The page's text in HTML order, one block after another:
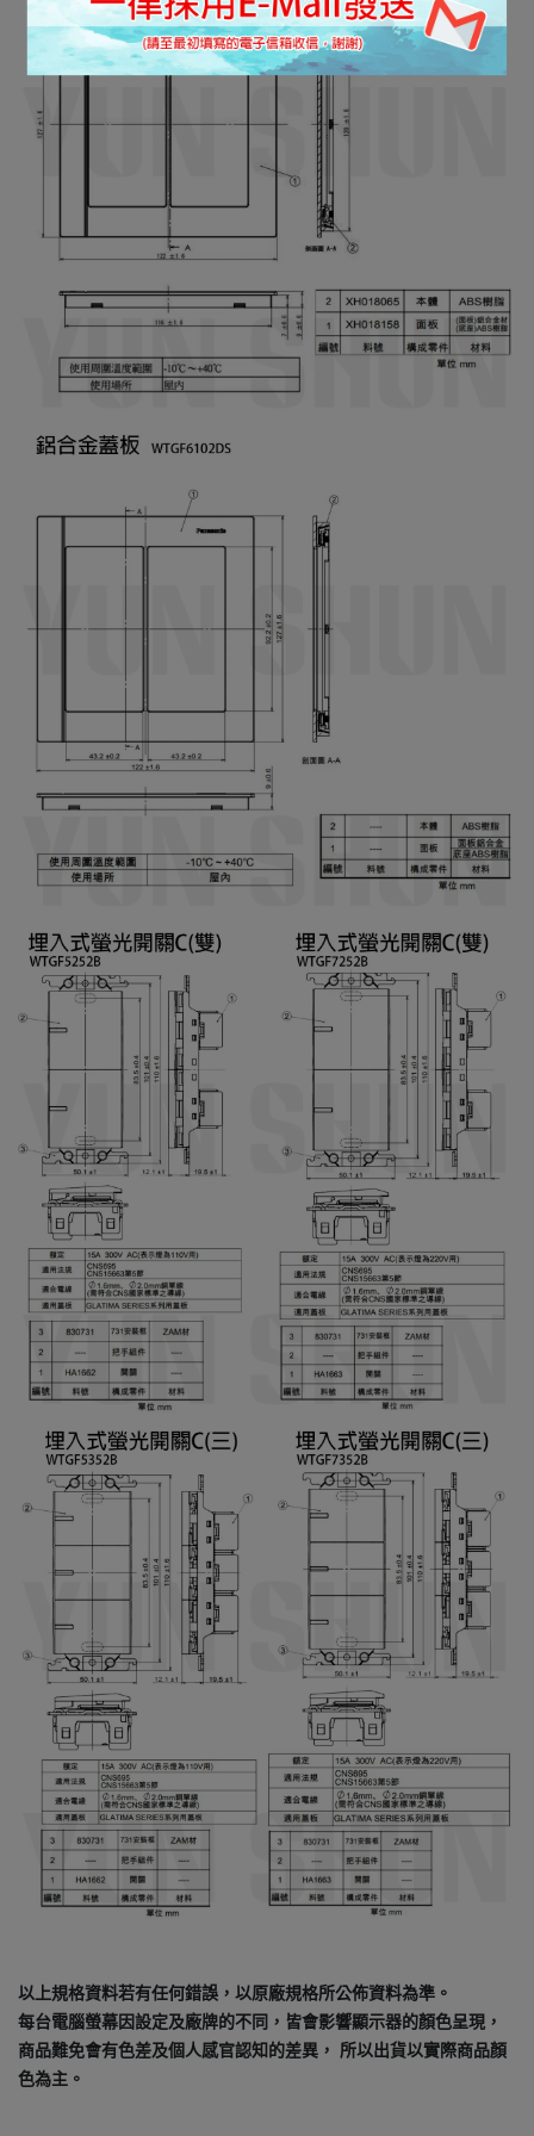
以上規格資料若有任何錯誤，以原廠規格所公佈資料為準。
每台電腦螢幕因設定及廠牌的不同，皆會影響顯示器的顏色呈現，
商品難免會有色差及個人感官認知的差異， 所以出貨以實際商品顏
色為主。